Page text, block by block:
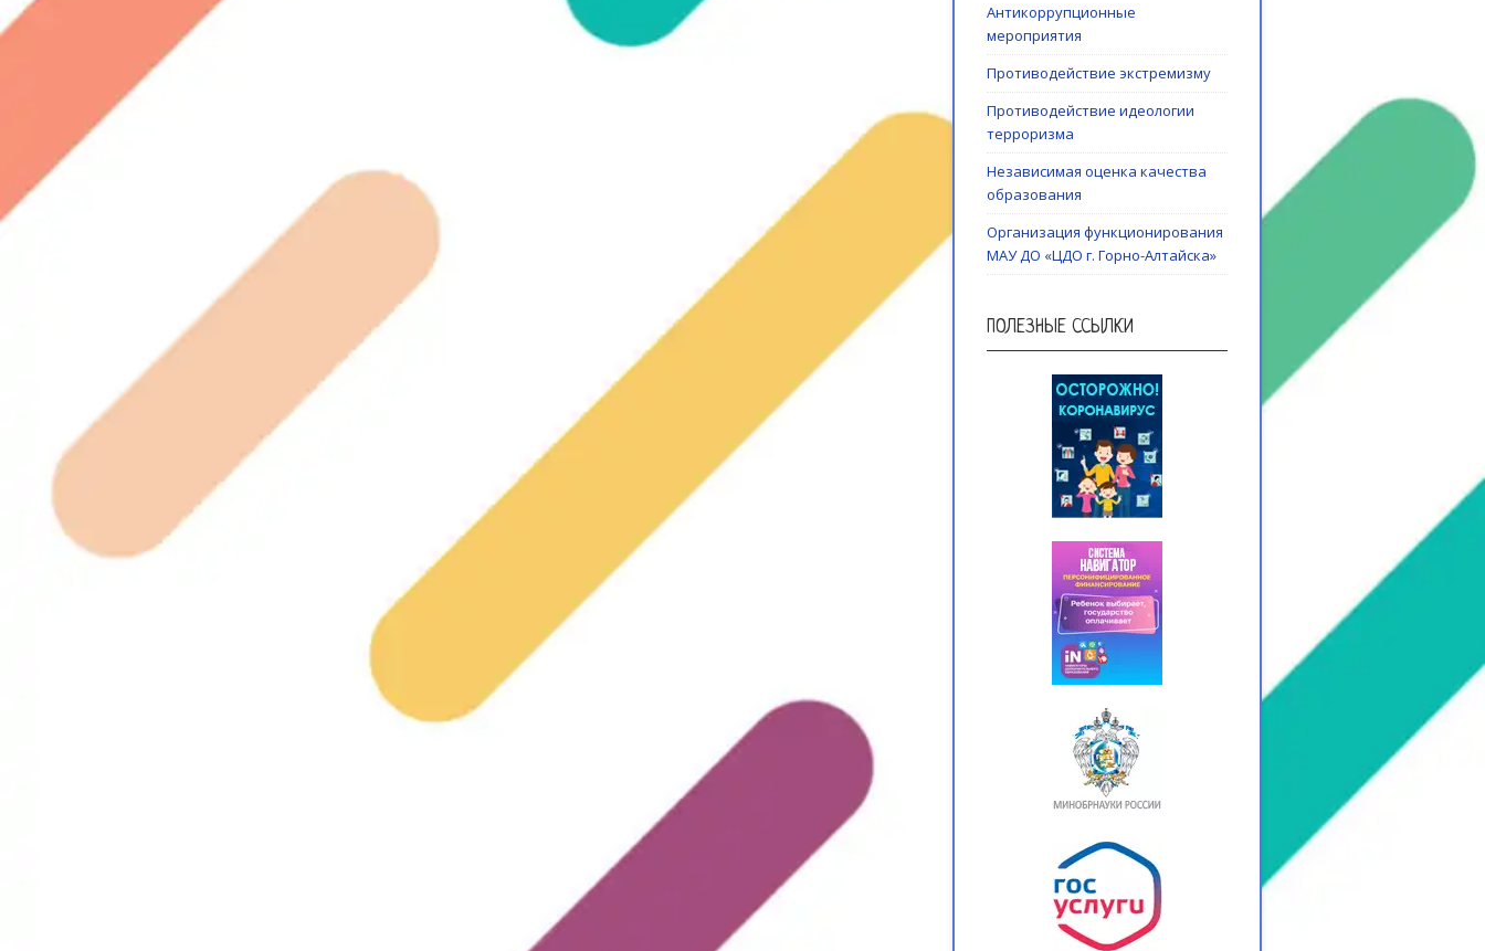
Антикоррупционные
мероприятия
Противодействие экстремизму
Противодействие идеологии
терроризма
Независимая оценка качества
образования
Организация функционирования
МАУ ДО «ЦДО г. Горно-Алтайска»
ПОЛЕЗНЫЕ ССЫЛКИ